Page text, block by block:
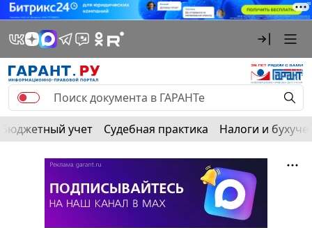
Бюджетный учет Судебная практика Налоги и